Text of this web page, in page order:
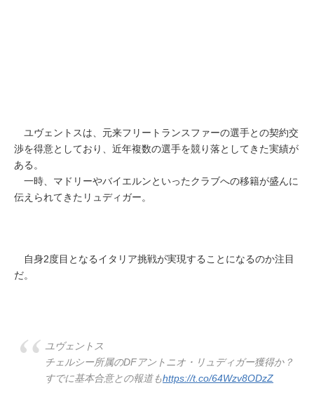
ユヴェントスは、元来フリートランスファーの選手との契約交
渉を得意としており、近年複数の選手を競り落としてきた実績が
ある。
一時、マドリーやバイエルンといったクラブへの移籍が盛んに
伝えられてきたリュディガー。
自身2度目となるイタリア挑戦が実現することになるのか注目
だ。
ユヴェントス
チェルシー所属のDFアントニオ・リュディガー獲得か？
すでに基本合意との報道もhttps://t.co/64Wzv8ODzZ